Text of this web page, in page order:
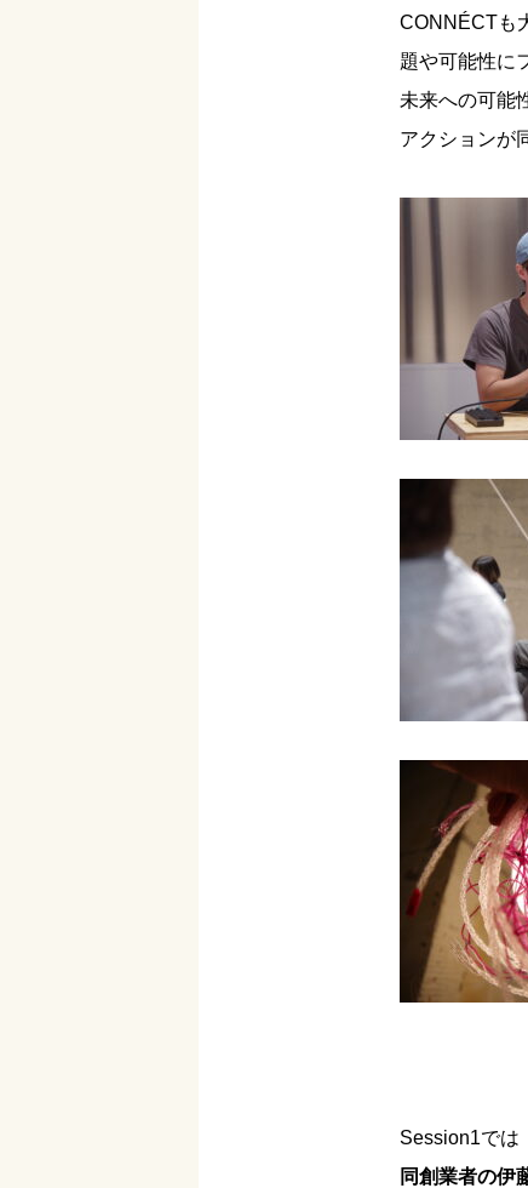
CONNÉCTも
題や可能性に
未来への可能
アクションが
Session1では
同創業者の伊